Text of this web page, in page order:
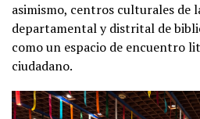
asimismo, centros culturales de
departamental y distrital de
como un espacio de encuentro
ciudadano.